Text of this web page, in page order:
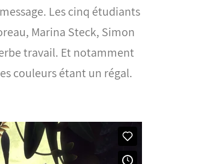
Les cinq étudiants
Marina Steck, Simon
travail. Et notamment
couleurs étant un régal.